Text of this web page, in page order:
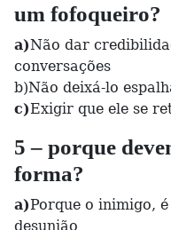
um fofoqueiro?
a)Não dar
conversações
b)Não deixá-lo
c)Exigir que ele se
5 – porque
forma?
a)Porque o inimigo,
desunião